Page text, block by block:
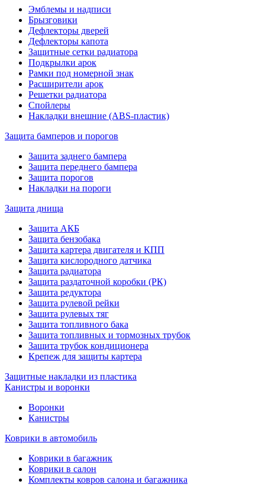
Эмблемы и надписи
Брызговики
Дефлекторы дверей
Дефлекторы капота
Защитные сетки радиатора
Подкрылки арок
Рамки под номерной знак
Расширители арок
Решетки радиатора
Спойлеры
Накладки внешние (ABS-пластик)
Защита бамперов и порогов
Защита заднего бампера
Защита переднего бампера
Защита порогов
Накладки на пороги
Защита днища
Защита АКБ
Защита бензобака
Защита картера двигателя и КПП
Защита кислородного датчика
Защита радиатора
Защита раздаточной коробки (РК)
Защита редуктора
Защита рулевой рейки
Защита рулевых тяг
Защита топливного бака
Защита топливных и тормозных трубок
Защита трубок кондиционера
Крепеж для защиты картера
Защитные накладки из пластика
Канистры и воронки
Воронки
Канистры
Коврики в автомобиль
Коврики в багажник
Коврики в салон
Комплекты ковров салона и багажника